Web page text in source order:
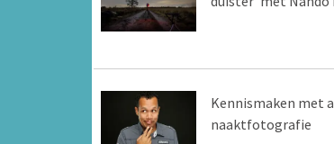
Kennismaken met
naaktfotografie